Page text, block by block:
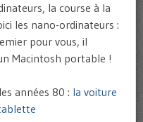
la course à la
les nano-ordinateurs :
pour vous, il
Macintosh portable !
années 80 : la voiture